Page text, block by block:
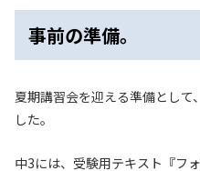
事前の準備。
夏期講習会を迎える準備として
した。
中3には、受験用テキスト『フ